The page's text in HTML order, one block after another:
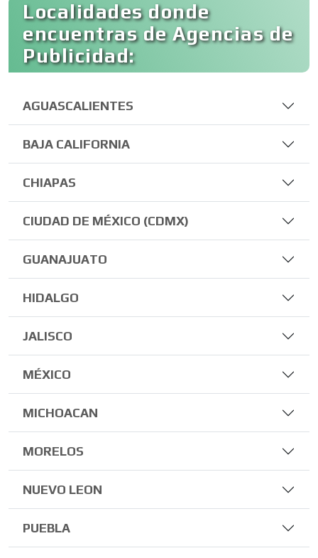
Localidades donde
encuentras de Agencias de
Publicidad:
AGUASCALIENTES
BAJA CALIFORNIA
CHIAPAS
CIUDAD DE MÉXICO (CDMX)
GUANAJUATO
HIDALGO
JALISCO
MÉXICO
MICHOACAN
MORELOS
NUEVO LEON
PUEBLA